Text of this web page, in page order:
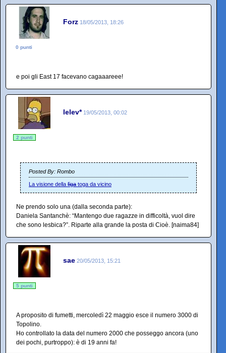
Forz 18/05/2013, 18:26
0 punti
e poi gli East 17 facevano cagaaareee!
lelev* 19/05/2013, 00:02
2 punti
Posted By: Rombo
La visione della figa toga da vicino
Ne prendo solo una (dalla seconda parte):
Daniela Santanchè: “Mantengo due ragazze in difficoltà, vuol dire
che sono lesbica?”. Riparte alla grande la posta di Cioè. [naima84]
sae 20/05/2013, 15:21
5 punti
A proposito di fumetti, mercoledì 22 maggio esce il numero 3000 di
Topolino.
Ho controllato la data del numero 2000 che posseggo ancora (uno
dei pochi, purtroppo): è di 19 anni fa!